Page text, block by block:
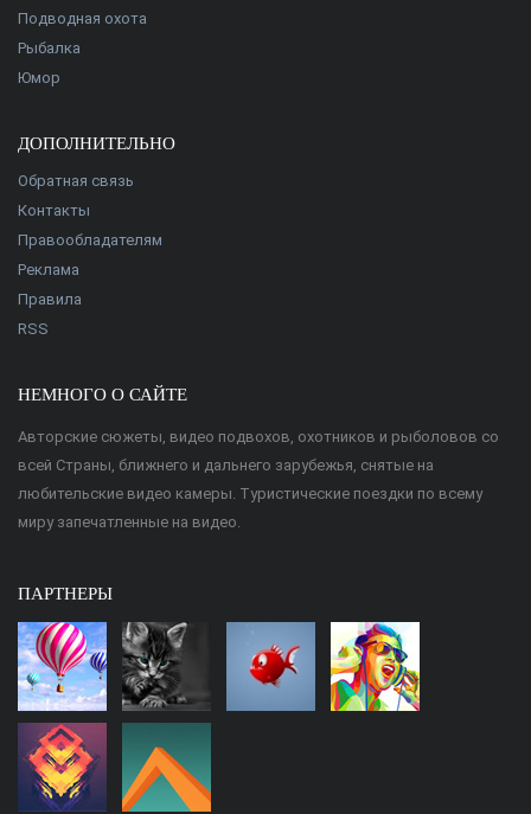
Подводная охота
Рыбалка
Юмор
ДОПОЛНИТЕЛЬНО
Обратная связь
Контакты
Правообладателям
Реклама
Правила
RSS
НЕМНОГО О САЙТЕ
Авторские сюжеты, видео подвохов, охотников и рыболовов со
всей Страны, ближнего и дальнего зарубежья, снятые на
любительские видео камеры. Туристические поездки по всему
миру запечатленные на видео.
ПАРТНЕРЫ